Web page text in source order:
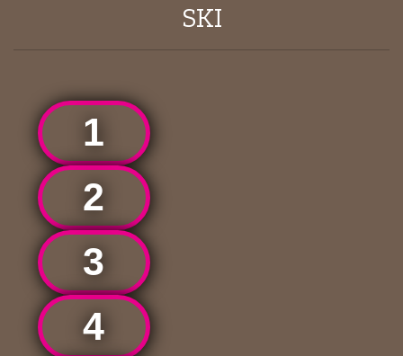
SKI
1
2
3
4